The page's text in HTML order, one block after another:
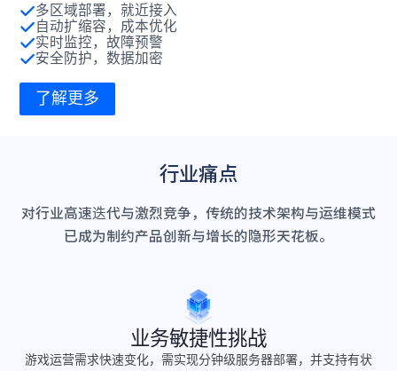
多区域部署，就近接入
自动扩缩容，成本优化
实时监控，故障预警
安全防护，数据加密
了解更多
行业痛点
对行业高速迭代与激烈竞争，传统的技术架构与运维模式
已成为制约产品创新与增长的隐形天花板。
业务敏捷性挑战
游戏运营需求快速变化，需实现分钟级服务器部署，并支持有状